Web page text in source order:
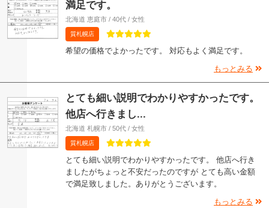
満足です。
北海道 恵庭市 / 40代 / 女性
質札幌店
希望の価格でよかったです。 対応もよく満足です。
もっとみる
とても細い説明でわかりやすかったです。
他店へ行きまし...
北海道 札幌市 / 50代 / 女性
質札幌店
とても細い説明でわかりやすかったです。 他店へ行き
ましたがちょっと不安だったのですが とても高い金額
で満足致しました。ありがとうございます。
もっとみる